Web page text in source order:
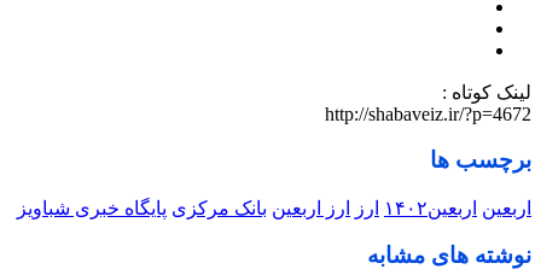
لینک کوتاه :
http://shabaveiz.ir/?p=4672
برچسب ها
اربعین اربعین۱۴٠۲ ارز ارز اربعین بانک مرکزی پایگاه خبری شباویز
نوشته های مشابه